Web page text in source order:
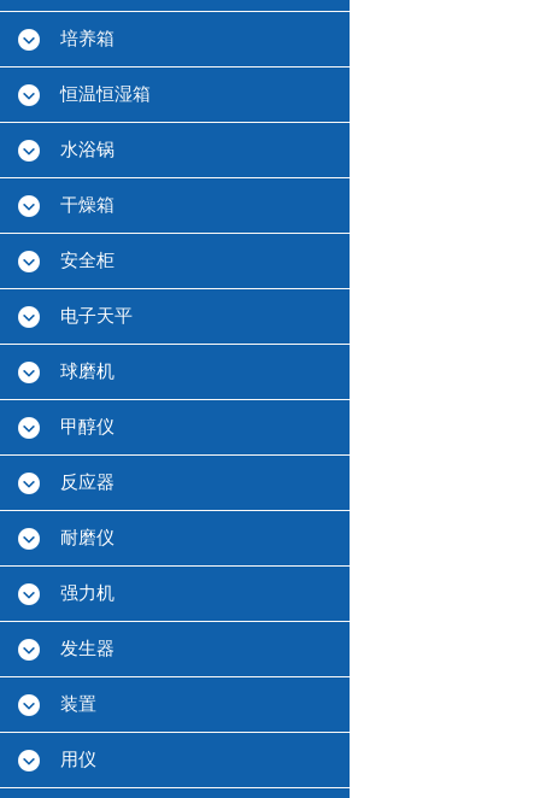
培养箱
恒温恒湿箱
水浴锅
干燥箱
安全柜
电子天平
球磨机
甲醇仪
反应器
耐磨仪
强力机
发生器
装置
用仪